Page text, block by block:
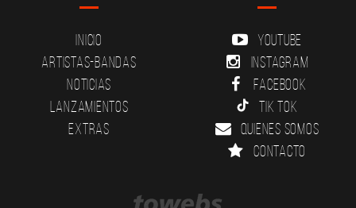
Inicio
Artistas-Bandas
Noticias
Lanzamientos
Extras
YouTube
Instagram
Facebook
Tik Tok
Quienes somos
Contacto